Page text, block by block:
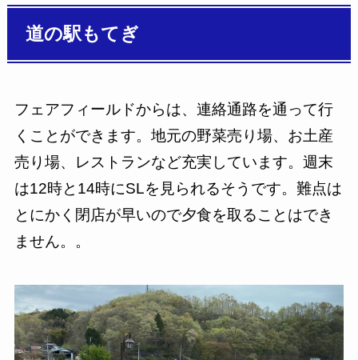
道の駅もてぎ
フェアフィールドからは、連絡通路を通って行
くことができます。地元の野菜売り場、お土産
売り場、レストランなど充実しています。週末
は12時と14時にSLを見られるそうです。難点は
とにかく閉店が早いので夕食を取ることはでき
ません。。